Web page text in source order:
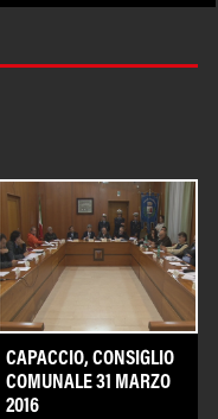
CAPACCIO, CONSIGLIO
COMUNALE 31 MARZO
2016